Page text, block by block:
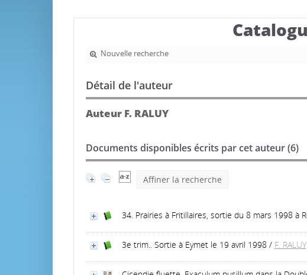
Nouvelle recherche
Détail de l'auteur
Auteur F. RALUY
Documents disponibles écrits par cet auteur (6)
Affiner la recherche
34. Prairies à Fritillaires, sortie du 8 mars 1998 à
3e trim.. Sortie à Eymet le 19 avril 1998 / F. RALUY